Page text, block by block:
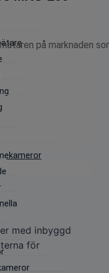
på marknaden
med inbyggd
för